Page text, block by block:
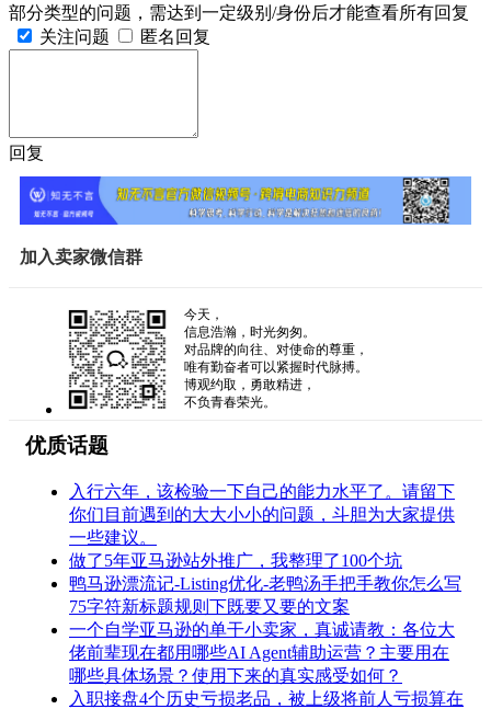
部分类型的问题，需达到一定级别/身份后才能查看所有回复
关注问题
匿名回复
回复
加入卖家微信群
今天，
信息浩瀚，时光匆匆。
对品牌的向往、对使命的尊重，
唯有勤奋者可以紧握时代脉搏。
博观约取，勇敢精进，
不负青春荣光。
优质话题
入行六年，该检验一下自己的能力水平了。请留下
你们目前遇到的大大小小的问题，斗胆为大家提供
一些建议。
做了5年亚马逊站外推广，我整理了100个坑
鸭马逊漂流记-Listing优化-老鸭汤手把手教你怎么写
75字符新标题规则下既要又要的文案
一个自学亚马逊的单干小卖家，真诚请教：各位大
佬前辈现在都用哪些AI Agent辅助运营？主要用在
哪些具体场景？使用下来的真实感受如何？
入职接盘4个历史亏损老品，被上级将前人亏损算在